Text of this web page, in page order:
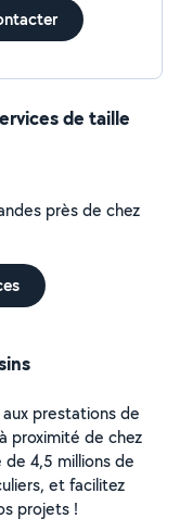
de taille
près de chez
prestations de
proximité de chez
4,5 millions de
et facilitez
projets !